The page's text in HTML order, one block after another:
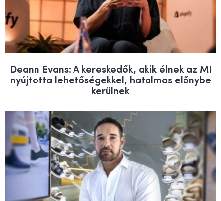
Deann Evans: A kereskedők, akik élnek az MI
nyújtotta lehetőségekkel, hatalmas előnybe
kerülnek